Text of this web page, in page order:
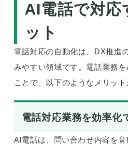
AI電話で対応
ット
電話対応の自動化は、DX推進
みやすい領域です。電話業務
ことで、以下のようなメリット
電話対応業務を効率化
AI電話は、問い合わせ内容を